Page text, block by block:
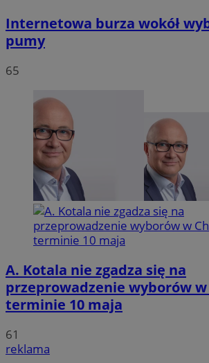
Internetowa burza wokół
pumy
65
A. Kotala nie zgadza się na
przeprowadzenie wyborów
terminie 10 maja
61
reklama